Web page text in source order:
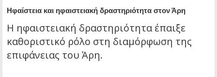
Ηφαίστεια και ηφαιστειακή δραστηριότητα στον Άρη
Η ηφαιστειακή δραστηριότητα έπαιξε
καθοριστικό ρόλο στη διαμόρφωση της
επιφάνειας του Άρη.